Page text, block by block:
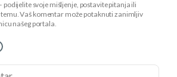
podijelite svoje mišljenje, postavite pitanja ili
temu. Vaš komentar može potaknuti zanimljiv
našeg portala.